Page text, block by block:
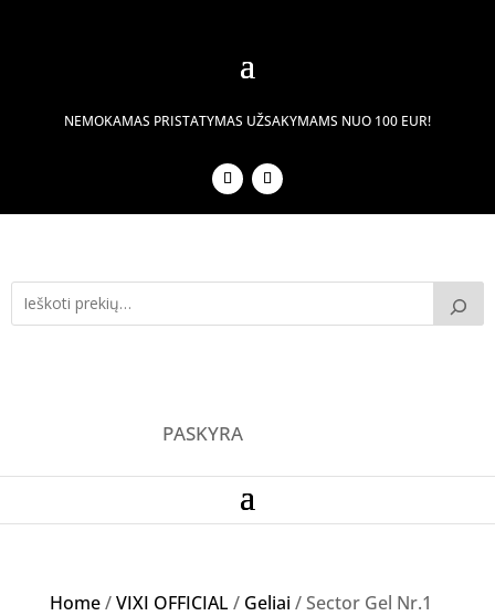
NEMOKAMAS PRISTATYMAS UŽSAKYMAMS NUO 100 EUR!
PASKYRA
Home/VIXI OFFICIAL/ Geliai / Sector Gel Nr.1